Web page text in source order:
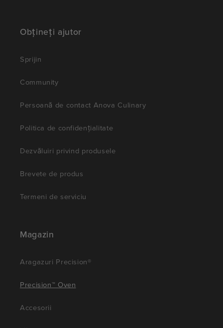
Obțineți ajutor
Sprijin
Community
Persoană de contact Anova Culinary
Politica de confidențialitate
Dezvăluiri privind produsele
Brevete de produs
Termeni de serviciu
Magazin
Aragazuri Precision®
Precision™ Oven
Accesorii